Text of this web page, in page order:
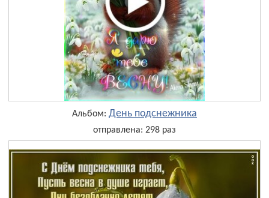
Альбом: День подснежника
отправлена: 298 раз